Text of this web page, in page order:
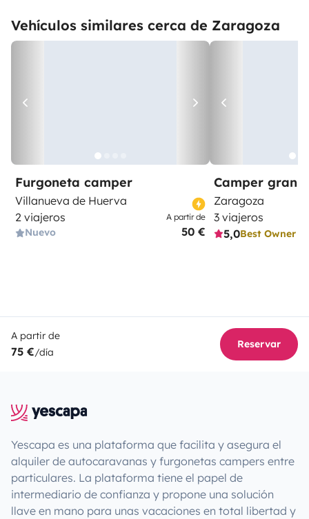
Vehículos similares cerca de Zaragoza
Furgoneta camper
Villanueva de Huerva
2 viajeros
Nuevo
A partir de
50 €
Camper gran
Zaragoza
3 viajeros
5,0Best Owner
A partir de
75 €/día
Reservar
Yescapa es una plataforma que facilita y asegura el
alquiler de autocaravanas y furgonetas campers entre
particulares. La plataforma tiene el papel de
intermediario de confianza y propone una solución
llave en mano para unas vacaciones en total libertad y